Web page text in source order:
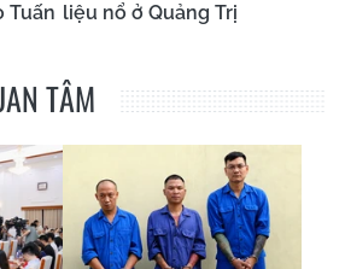
Tuấn liệu nổ ở Quảng Trị
TÂM